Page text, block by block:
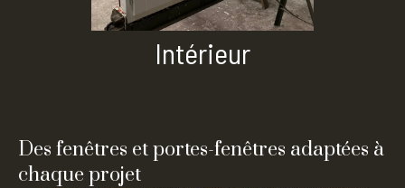
Intérieur
Des fenêtres et portes-fenêtres adaptées à
chaque projet